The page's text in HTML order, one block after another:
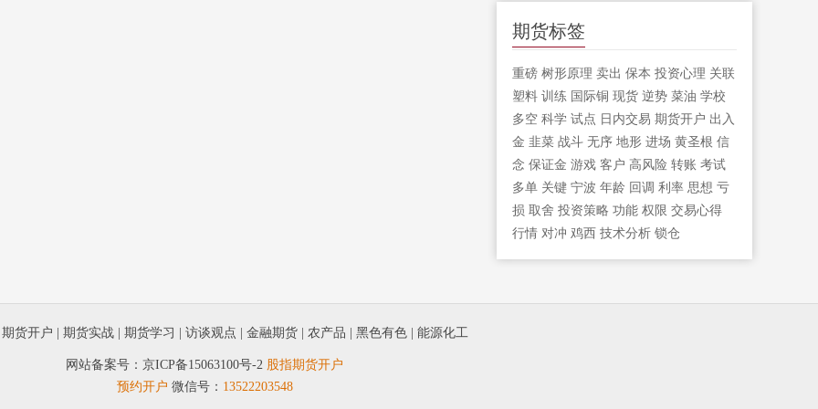
期货标签
重磅 树形原理 卖出 保本 投资心理 关联
塑料 训练 国际铜 现货 逆势 菜油 学校
多空 科学 试点 日内交易 期货开户 出入
金 韭菜 战斗 无序 地形 进场 黄圣根 信
念 保证金 游戏 客户 高风险 转账 考试
多单 关键 宁波 年龄 回调 利率 思想 亏
损 取舍 投资策略 功能 权限 交易心得
行情 对冲 鸡西 技术分析 锁仓
期货开户 期货实战 期货学习 访谈观点 金融期货 农产品 黑色有色 能源化工
网站备案号： 京ICP备15063100号-2 股指期货开户
预约开户 微信号： 13522203548